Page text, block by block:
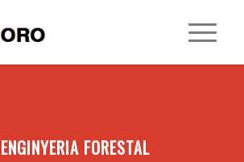
ENGINYERIA FORESTAL